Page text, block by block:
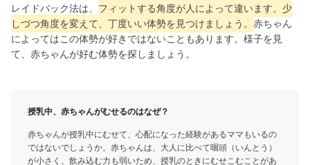
レイドバック法は、 フィットする角度が人によって違います。少
しづつ角度を変えて、丁度いい体勢を見つけましょう。 赤ちゃん
によってはこの体勢が好きではないこともあります。様子を見
て、赤ちゃんが好む体勢を探しましょう。
授乳中、赤ちゃんがむせるのはなぜ？
赤ちゃんが授乳中にむせて、心配になった経験があるママもいるの
ではないでしょうか。赤ちゃんは、大人に比べて咽頭（いんとう）
が小さく、飲み込む力も弱いため、授乳のときにむせこむことがあ